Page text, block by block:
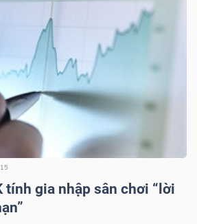
tính gia nhập sân chơi “lời